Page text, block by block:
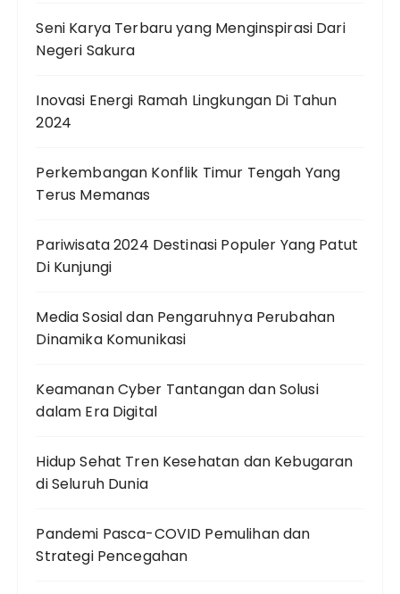
Seni Karya Terbaru yang Menginspirasi Dari
Negeri Sakura
Inovasi Energi Ramah Lingkungan Di Tahun
2024
Perkembangan Konflik Timur Tengah Yang
Terus Memanas
Pariwisata 2024 Destinasi Populer Yang Patut
Di Kunjungi
Media Sosial dan Pengaruhnya Perubahan
Dinamika Komunikasi
Keamanan Cyber Tantangan dan Solusi
dalam Era Digital
Hidup Sehat Tren Kesehatan dan Kebugaran
di Seluruh Dunia
Pandemi Pasca-COVID Pemulihan dan
Strategi Pencegahan